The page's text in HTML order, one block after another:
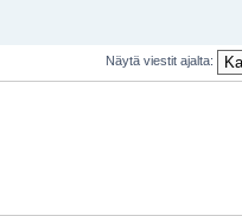
Näytä viestit ajalta: